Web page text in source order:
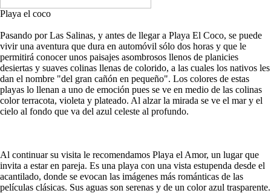
Playa el coco
Pasando por Las Salinas, y antes de llegar a Playa El Coco, se puede
vivir una aventura que dura en automóvil sólo dos horas y que le
permitirá conocer unos paisajes asombrosos llenos de planicies
desiertas y suaves colinas llenas de colorido, a las cuales los nativos les
dan el nombre "del gran cañón en pequeño". Los colores de estas
playas lo llenan a uno de emoción pues se ve en medio de las colinas
color terracota, violeta y plateado. Al alzar la mirada se ve el mar y el
cielo al fondo que va del azul celeste al profundo.
Al continuar su visita le recomendamos Playa el Amor, un lugar que
invita a estar en pareja. Es una playa con una vista estupenda desde el
acantilado, donde se evocan las imágenes más románticas de las
películas clásicas. Sus aguas son serenas y de un color azul trasparente.